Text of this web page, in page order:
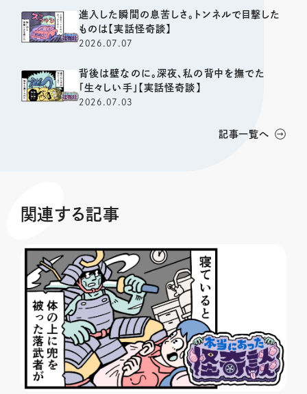
進入した瞬間の息苦しさ。トンネルで目撃した
ものは【実話怪奇談】
2026.07.07
背後は壁なのに。深夜、私の背中を撫でた
「生々しい手」【実話怪奇談】
2026.07.03
記事一覧へ
関連する記事